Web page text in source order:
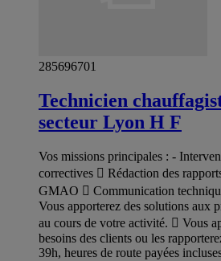
285696701
Technicien
secteur Lyon H F
Vos missions principales : -
correctives  Rédaction des
GMAO  Communication
Vous apporterez des solutions aux
au cours de votre activité.  Vous
besoins des clients ou les
39h, heures de route payées